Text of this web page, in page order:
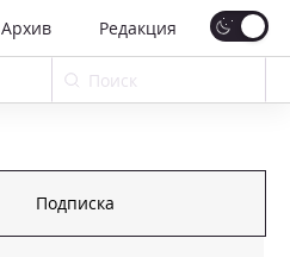
Архив Редакция
Подписка